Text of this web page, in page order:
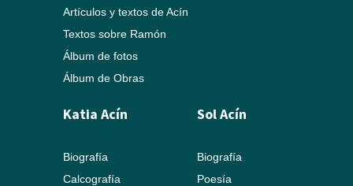
Artículos y textos de Acín
Textos sobre Ramón
Álbum de fotos
Álbum de Obras
Katia Acín
Biografía
Calcografía
Sol Acín
Biografía
Poesía